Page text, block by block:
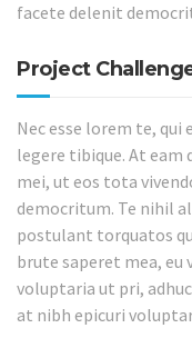
facete delenit
Project
Nec esse lorem te, qui
legere tibique. At eam
mei, ut eos tota
democritum. Te nihil
postulant torquatos
brute saperet mea, eu
voluptaria ut pri,
at nibh epicuri